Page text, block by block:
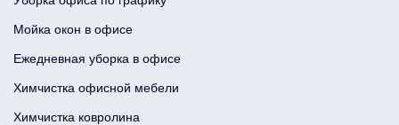
Мойка окон в офисе
Ежедневная уборка в офисе
Химчистка офисной мебели
Химчистка ковролина